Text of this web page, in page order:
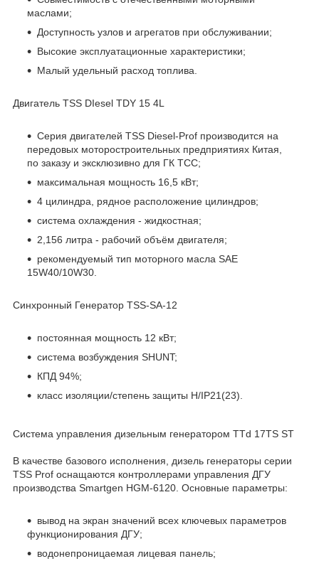
маслами;
Доступность узлов и агрегатов при обслуживании;
Высокие эксплуатационные характеристики;
Малый удельный расход топлива.
Двигатель TSS DIesel TDY 15 4L
Серия двигателей TSS Diesel-Prof производится на
передовых моторостроительных предприятиях Китая,
по заказу и эксклюзивно для ГК ТСС;
максимальная мощность 16,5 кВт;
4 цилиндра, рядное расположение цилиндров;
система охлаждения - жидкостная;
2,156 литра - рабочий объём двигателя;
рекомендуемый тип моторного масла SAE
15W40/10W30.
Синхронный Генератор TSS-SA-12
постоянная мощность 12 кВт;
система возбуждения SHUNT;
КПД 94%;
класс изоляции/степень защиты H/IP21(23).
Система управления дизельным генератором TTd 17TS ST
В качестве базового исполнения, дизель генераторы серии
TSS Prof оснащаются контроллерами управления ДГУ
производства Smartgen HGM-6120. Основные параметры:
вывод на экран значений всех ключевых параметров
функционирования ДГУ;
водонепроницаемая лицевая панель;